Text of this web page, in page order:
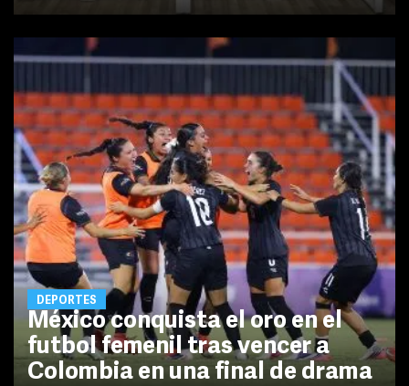
DEPORTES
México conquista el oro en el
futbol femenil tras vencer a
Colombia en una final de drama